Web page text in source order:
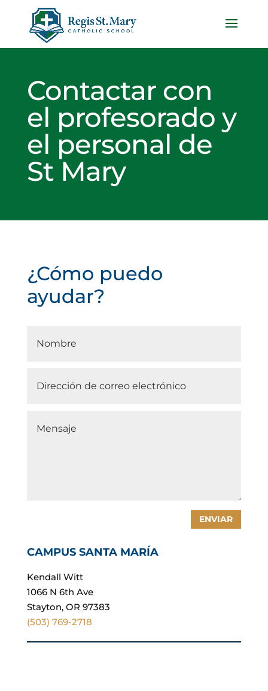
Contactar con
el profesorado y
el personal de
St Mary
¿Cómo puedo
ayudar?
ENVIAR
CAMPUS SANTA MARÍA
Kendall Witt
1066 N 6th Ave
Stayton, OR 97383
(503) 769-2718